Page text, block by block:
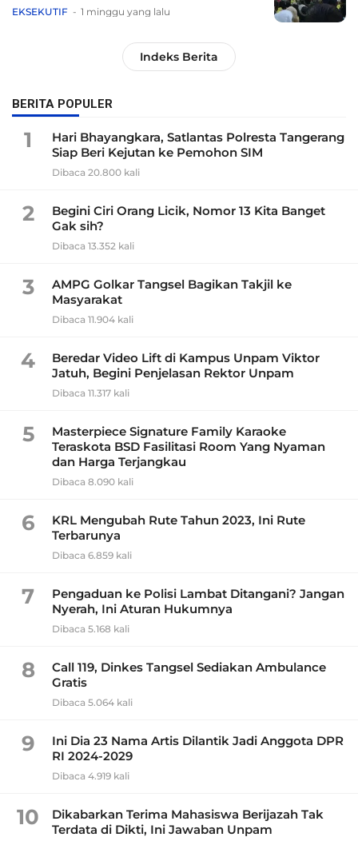
EKSEKUTIF 1 minggu yang lalu
Indeks Berita
BERITA POPULER
1
Hari Bhayangkara, Satlantas Polresta Tangerang
Siap Beri Kejutan ke Pemohon SIM
Dibaca 20.800 kali
2
Begini Ciri Orang Licik, Nomor 13 Kita Banget
Gak sih?
Dibaca 13.352 kali
3
AMPG Golkar Tangsel Bagikan Takjil ke
Masyarakat
Dibaca 11.904 kali
4
Beredar Video Lift di Kampus Unpam Viktor
Jatuh, Begini Penjelasan Rektor Unpam
Dibaca 11.317 kali
5
Masterpiece Signature Family Karaoke
Teraskota BSD Fasilitasi Room Yang Nyaman
dan Harga Terjangkau
Dibaca 8.090 kali
6
KRL Mengubah Rute Tahun 2023, Ini Rute
Terbarunya
Dibaca 6.859 kali
7
Pengaduan ke Polisi Lambat Ditangani? Jangan
Nyerah, Ini Aturan Hukumnya
Dibaca 5.168 kali
8
Call 119, Dinkes Tangsel Sediakan Ambulance
Gratis
Dibaca 5.064 kali
9
Ini Dia 23 Nama Artis Dilantik Jadi Anggota DPR
RI 2024-2029
Dibaca 4.919 kali
10
Dikabarkan Terima Mahasiswa Berijazah Tak
Terdata di Dikti, Ini Jawaban Unpam